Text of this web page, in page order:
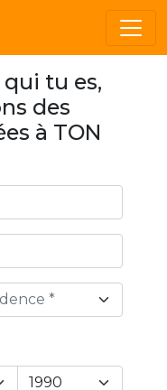
qui tu es,
des
à TON
*